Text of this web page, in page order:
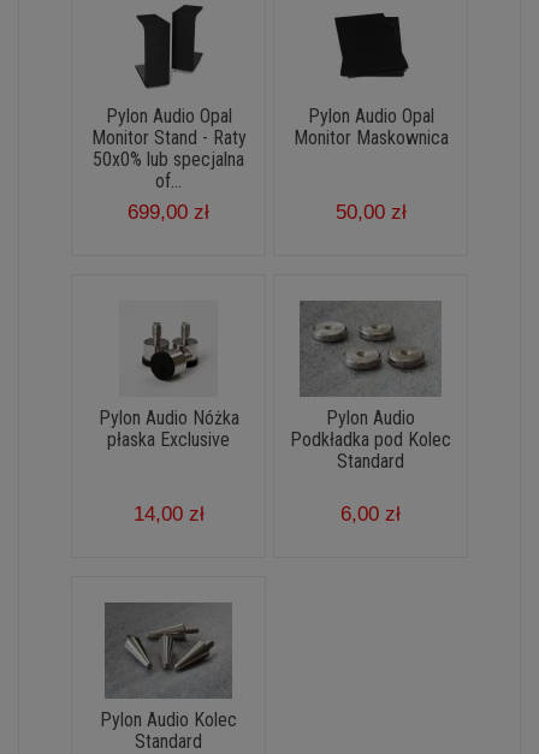
Pylon Audio Opal
Monitor Stand - Raty
50x0% lub specjalna
of...
699,00 zł
Pylon Audio Opal
Monitor Maskownica
50,00 zł
Pylon Audio Nóżka
płaska Exclusive
14,00 zł
Pylon Audio
Podkładka pod Kolec
Standard
6,00 zł
Pylon Audio Kolec
Standard